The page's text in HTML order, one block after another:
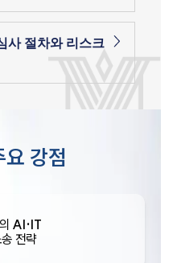
사 절차와 리스크
강점
AI·IT
전략